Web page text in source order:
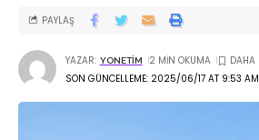
SON GÜNCELLEME: 2025/06/17 AT 9:53 AM
YAZAR: YONETIM 2 MIN OKUMA
PAYLAŞ